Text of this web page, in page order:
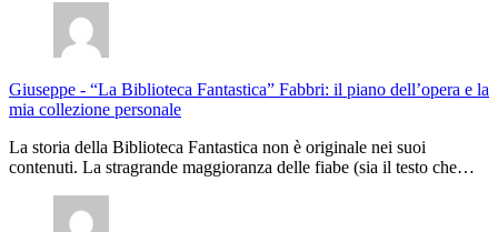
Giuseppe - “La Biblioteca Fantastica” Fabbri: il piano dell’opera e la
mia collezione personale
La storia della Biblioteca Fantastica non è originale nei suoi
contenuti. La stragrande maggioranza delle fiabe (sia il testo che…